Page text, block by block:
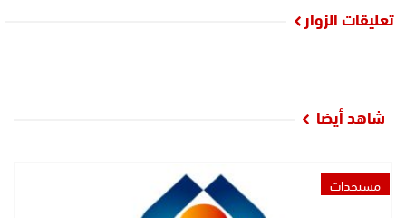
تعليقات الزوار
شاهد أيضا
مستجدات